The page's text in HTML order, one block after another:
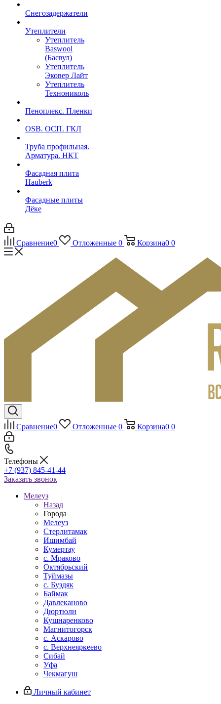
Снегозадержатели
Утеплители
Утеплитель
Baswool
(Басвул)
Утеплитель
Эковер Лайт
Утеплитель
Технониколь
Пеноплекс. Пленки
OSB. ОСП. ГКЛ
Труба профильная.
Арматура. НКТ
Фасадная плита
Hauberk
Фасадные плиты
Дёке
Сравнение0 Отложенные 0 Корзина0 0
Сравнение0 Отложенные 0 Корзина0 0
Телефоны
+7 (937) 845-41-44
Заказать звонок
Мелеуз
Назад
Города
Мелеуз
Стерлитамак
Ишимбай
Кумертау
c. Мраково
Октябрьский
Туймазы
c. Буздяк
Баймак
Давлеканово
Дюртюли
Кушнаренково
Магнитогорск
с. Аскарово
с. Верхнеяркеево
Сибай
Уфа
Чекмагуш
Личный кабинет